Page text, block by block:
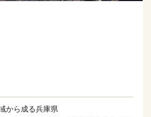
から成る兵庫県